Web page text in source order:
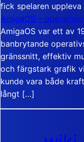
fick spelaren
AmigaOS –
AmigaOS var ett av
banbrytande
gränssnitt, effektiv
och färgstark grafik
kunde vara både
långt […]